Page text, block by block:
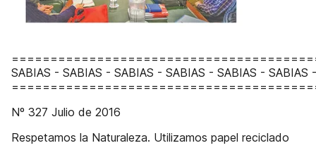
SABIAS - SABIAS - SABIAS - SABIAS - SABIAS - SABIAS
Nº 327 Julio de 2016
Respetamos la Naturaleza. Utilizamos papel reciclado